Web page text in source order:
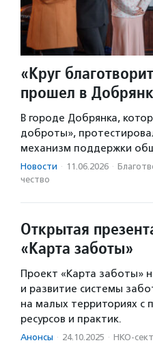
«Круг
прошел в
В городе Добрянка,
доброты»,
механизм поддержки
Новости · 11.06.2026 ·
чест­во
Открытая
«Карта заботы»
Проект «Карта заботы»
и развитие системы
на малых территориях с
ресурсов и практик.
Анонсы · 24.10.2025 · НКО-